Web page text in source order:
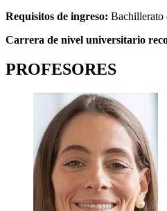
Requisitos de ingreso: Bachillerato
Carrera de nivel universitario
PROFESORES